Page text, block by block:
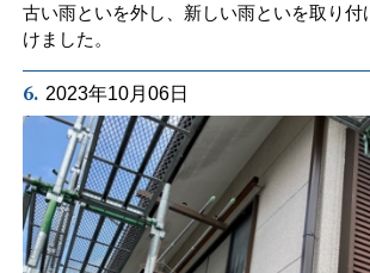
古い雨といを外し、新しい雨といを取り付
けました。
6. 2023年10月06日